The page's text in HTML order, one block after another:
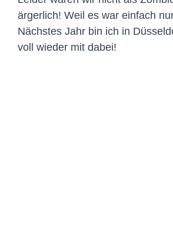
ärgerlich! Weil es war einfach
Nächstes Jahr bin ich in
voll wieder mit dabei!